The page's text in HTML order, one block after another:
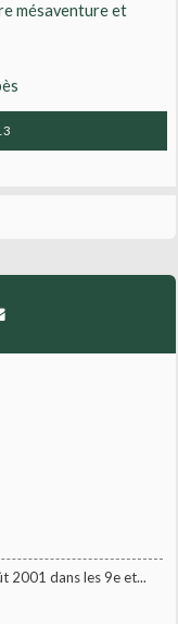
2001 dans les 9e et...
mésaventure et